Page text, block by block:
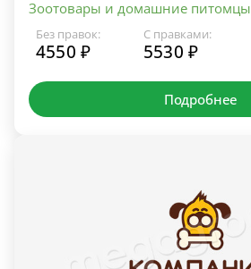
Зоотовары и домашние питомцы
Без правок:
4550 ₽
С правками:
5530 ₽
Подробнее